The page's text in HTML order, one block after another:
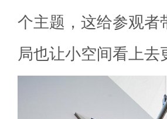
个主题，这给参观者
局也让小空间看上去